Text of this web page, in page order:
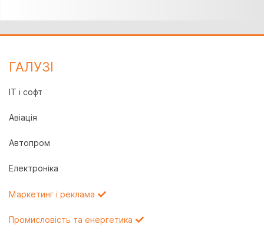
ГАЛУЗI
IT і софт
Авіація
Автопром
Електроніка
Маркетинг і реклама
Промисловість та енергетика